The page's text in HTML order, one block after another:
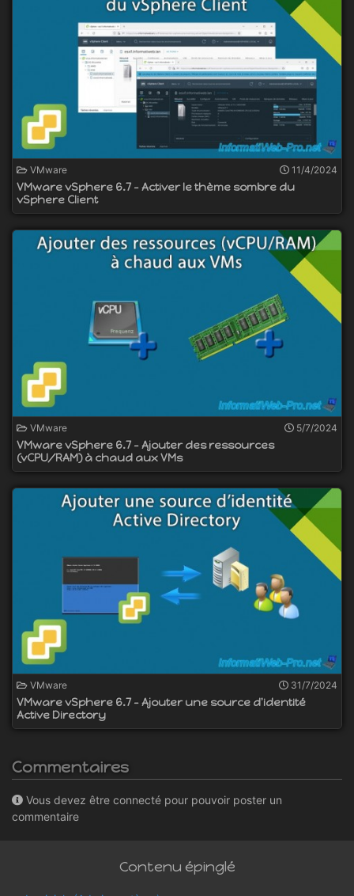
VMware 11/4/2024
VMware vSphere 6.7 - Activer le thème sombre du
vSphere Client
VMware 5/7/2024
VMware vSphere 6.7 - Ajouter des ressources
(vCPU/RAM) à chaud aux VMs
VMware 31/7/2024
VMware vSphere 6.7 - Ajouter une source d'identité
Active Directory
Commentaires
Vous devez être connecté pour pouvoir poster un
commentaire
Contenu épinglé